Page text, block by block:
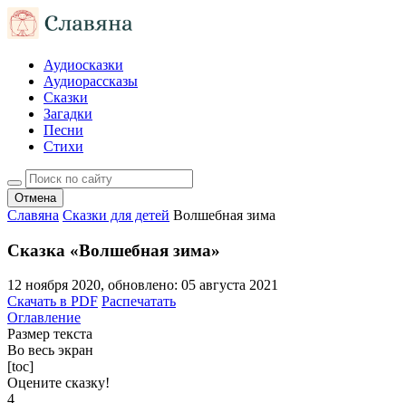
Аудиосказки
Аудиорассказы
Сказки
Загадки
Песни
Стихи
Отмена
Славяна Сказки для детей Волшебная зима
Сказка «Волшебная зима»
12 ноября 2020, обновлено: 05 августа 2021
Скачать в PDF Распечатать
Оглавление
Размер текста
Во весь экран
[toc]
Оцените сказку!
4